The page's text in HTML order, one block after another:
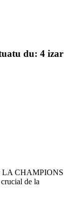
du: 4 izar
CHAMPIONS
de la